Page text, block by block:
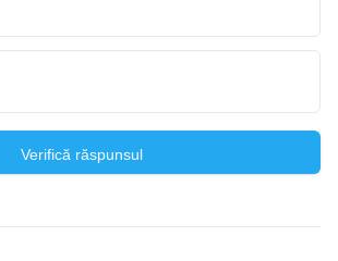
Verifică răspunsul